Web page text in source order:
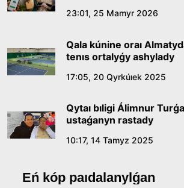
23:01, 25 Mamyr 2026
Qala kúnine oraı
tenıs ortalyǵy ashylady
17:05, 20 Qyrkúıek 2025
Qytaı bıligi Álimnur
ustaǵanyn rastady
10:17, 14 Tamyz 2025
Eń kóp paıdalanylǵan